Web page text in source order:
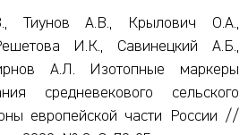
Тиунов А.В., Крылович О.А.,
И.К., Савинецкий А.Б.,
А.Л. Изотопные маркеры
средневекового сельского
европейской части России //